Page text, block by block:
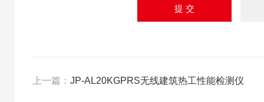
上一篇： JP-AL20KGPRS无线建筑热工性能检测仪